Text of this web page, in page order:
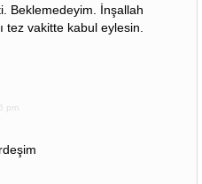
Beklemedeyim. İnşallah
tez vakitte kabul eylesin.
pm